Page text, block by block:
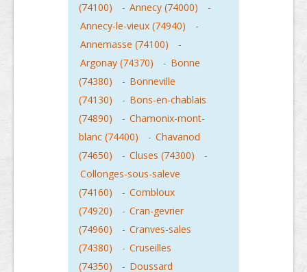
(74100)
- Annecy (74000)
-
Annecy-le-vieux (74940)
-
Annemasse (74100)
-
Argonay (74370)
- Bonne
(74380)
- Bonneville
(74130)
- Bons-en-chablais
(74890)
- Chamonix-mont-
blanc (74400)
- Chavanod
(74650)
- Cluses (74300)
-
Collonges-sous-saleve
(74160)
- Combloux
(74920)
- Cran-gevrier
(74960)
- Cranves-sales
(74380)
- Cruseilles
(74350)
- Doussard